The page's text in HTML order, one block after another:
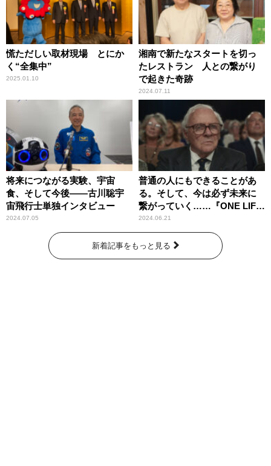
慌ただしい取材現場 とにか
く“全集中”
2025.01.10
湘南で新たなスタートを切っ
たレストラン 人との繋がり
で起きた奇跡
2024.07.11
将来につながる実験、宇宙
食、そして今後――古川聡宇
宙飛行士単独インタビュー
2024.07.05
普通の人にもできることがあ
る。そして、今は必ず未来に
繋がっていく……『ONE LIFE
奇跡が繋いだ6000の命』
2024.06.21
新着記事をもっと見る